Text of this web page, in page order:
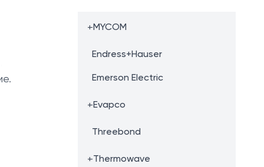
+MYCOM
Endress+Hauser
Emerson Electric
+Evapco
Threebond
+Thermowave